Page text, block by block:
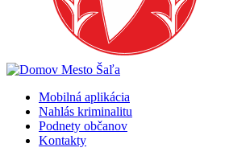
Mobilná aplikácia
Nahlás kriminalitu
Podnety občanov
Kontakty